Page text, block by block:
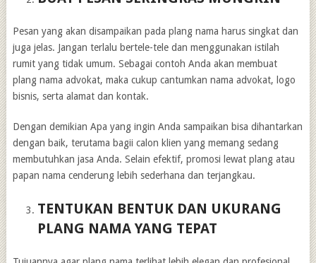
Pesan yang akan disampaikan pada plang nama harus singkat dan
juga jelas. Jangan terlalu bertele-tele dan menggunakan istilah
rumit yang tidak umum. Sebagai contoh Anda akan membuat
plang nama advokat, maka cukup cantumkan nama advokat, logo
bisnis, serta alamat dan kontak.
Dengan demikian Apa yang ingin Anda sampaikan bisa dihantarkan
dengan baik, terutama bagii calon klien yang memang sedang
membutuhkan jasa Anda. Selain efektif, promosi lewat plang atau
papan nama cenderung lebih sederhana dan terjangkau.
TENTUKAN BENTUK DAN UKURANG
PLANG NAMA YANG TEPAT